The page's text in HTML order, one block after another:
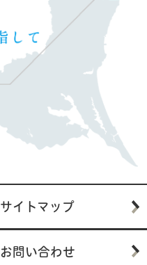
サイトマップ
お問い合わせ